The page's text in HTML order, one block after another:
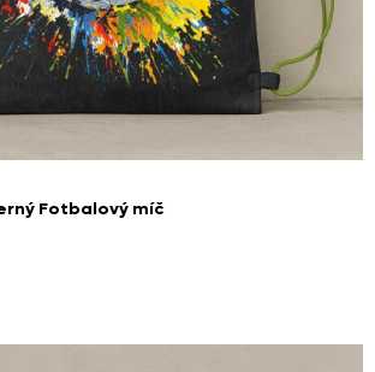
Fotbalový míč